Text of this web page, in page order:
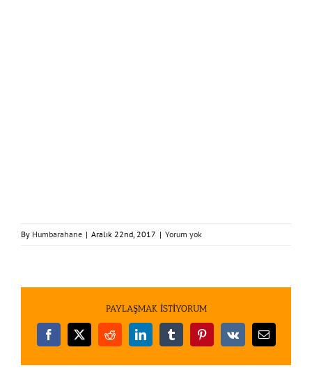
By Humbarahane | Aralık 22nd, 2017 | Yorum yok
PAYLAŞMAK İSTİYORUM
Facebook
X RedditLinkedInTumblrPinterest
Vk
E-